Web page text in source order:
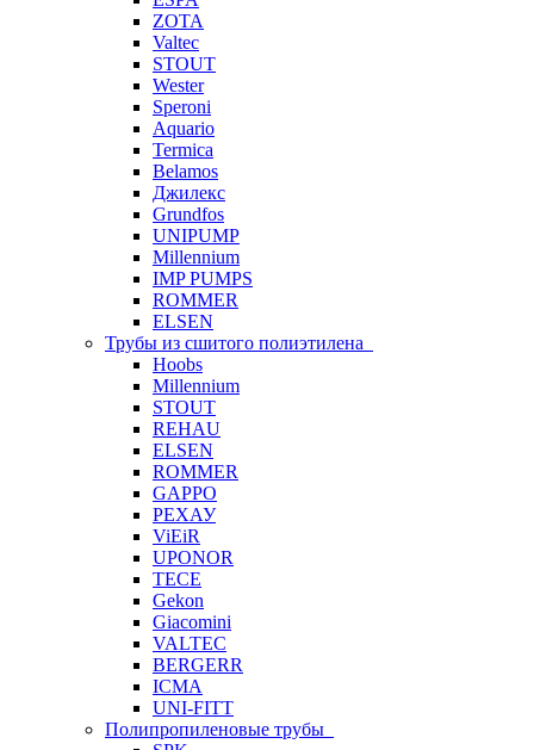
ZOTA
Valtec
STOUT
Wester
Speroni
Aquario
Termica
Belamos
Джилекс
Grundfos
UNIPUMP
Millennium
IMP PUMPS
ROMMER
ELSEN
Трубы из сшитого полиэтилена
Hoobs
Millennium
STOUT
REHAU
ELSEN
ROMMER
GAPPO
РЕХАУ
ViEiR
UPONOR
TECE
Gekon
Giacomini
VALTEC
BERGERR
ICMA
UNI-FITT
Полипропиленовые трубы